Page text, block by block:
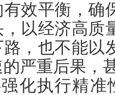
有效平衡，确
，以经济高质
，也不能以
的严重后果，
化执行精准